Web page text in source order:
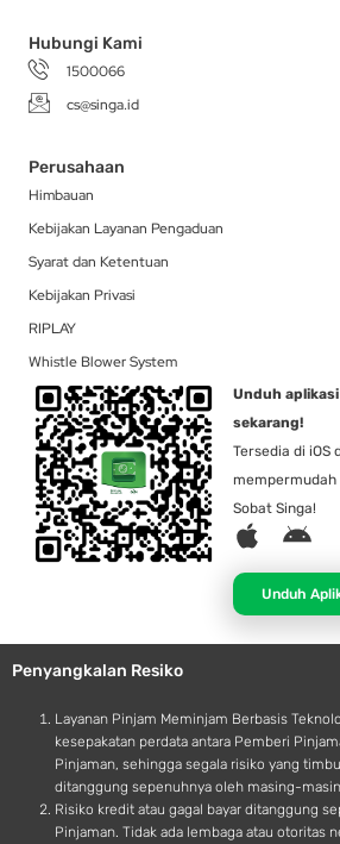
Hubungi Kami
1500066
cs@singa.id
Perusahaan
Himbauan
Kebijakan Layanan Pengaduan
Syarat dan Ketentuan
Kebijakan Privasi
RIPLAY
Whistle Blower System
Unduh
sekarang!
Tersedia di iOS
Sobat Singa!
A
p
l
e
A
d
r
o
d
Unduh
Penyangkalan Resiko
Layanan Pinjam Meminjam Berbasis
kesepakatan perdata antara Pemberi
Pinjaman, sehingga segala risiko yang
ditanggung sepenuhnya oleh masing-
Risiko kredit atau gagal bayar ditanggung
Pinjaman. Tidak ada lembaga atau otoritas